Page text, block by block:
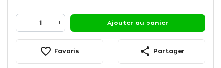
− + Ajouter au panier
favorite_border Favoris share Partager